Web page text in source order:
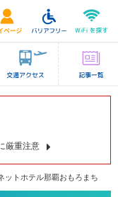
厳重注意
ットホテル那覇おもろまち